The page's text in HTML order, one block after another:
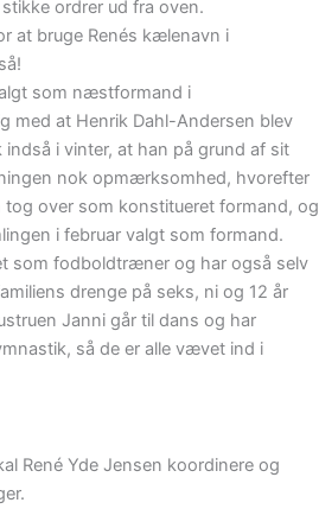
ordrer ud fra oven.
at bruge Renés kælenavn i
som næstformand i
med at Henrik Dahl-Andersen blev
i vinter, at han på grund af sit
nok opmærksomhed, hvorefter
tog over som konstitueret formand, og
i februar valgt som formand.
som fodboldtræner og har også selv
drenge på seks, ni og 12 år
Janni går til dans og har
så de er alle vævet ind i
René Yde Jensen koordinere og